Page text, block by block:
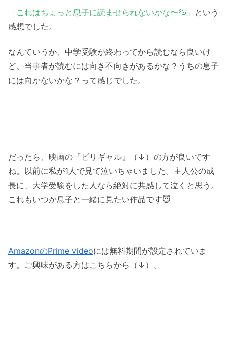
「これはちょっと息子に読ませられないかな〜💦」 という
感想でした。
なんていうか、中学受験が終わってから読むなら良いけ
ど、当事者が読むには向き不向きがあるかな？うちの息子
には向かないかな？って感じでした。
だったら、映画の『ビリギャル』（↓）の方が良いです
ね。以前に私が1人で見て泣いちゃいました。主人公の成
長に、大学受験をした人なら絶対に共感して泣くと思う。
これもいつか息子と一緒に見たい作品です😇
AmazonのPrime videoには無料期間が設定されていま
す。ご興味がある方はこちらから（↓）。